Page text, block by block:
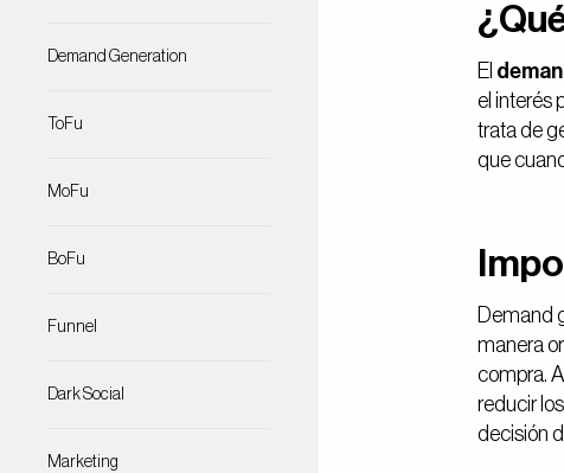
Demand Generation
ToFu
MoFu
BoFu
Funnel
Dark Social
Marketing
El
el interés
trata de
que
Demand
manera
compra.
reducir
decisión